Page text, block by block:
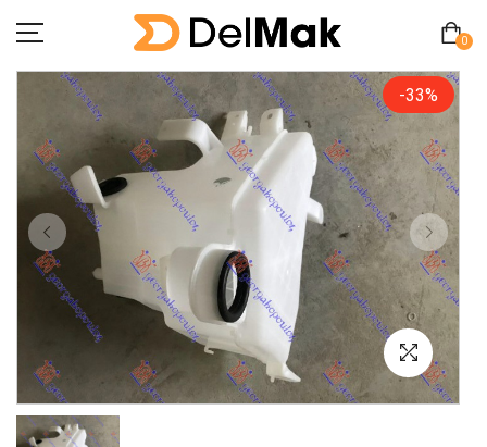
0
Početna
O Nama
Pitanja
Zamjena proizvoda
MY ACCOUNT
-33%